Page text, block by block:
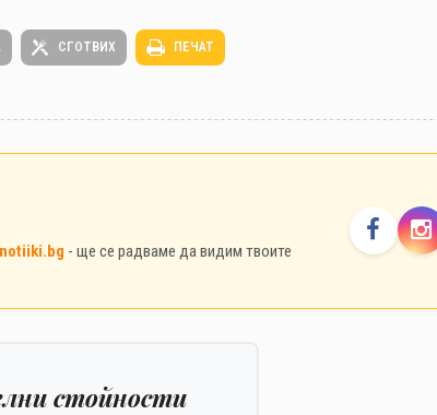
СГОТВИХ ПЕЧАТ
- ще се радваме да видим твоите
стойности